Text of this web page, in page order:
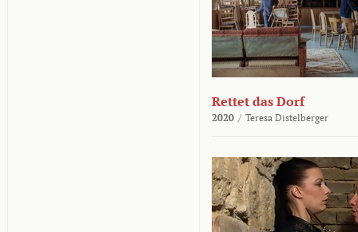
Rettet das Dorf
2020 / Teresa Distelberger